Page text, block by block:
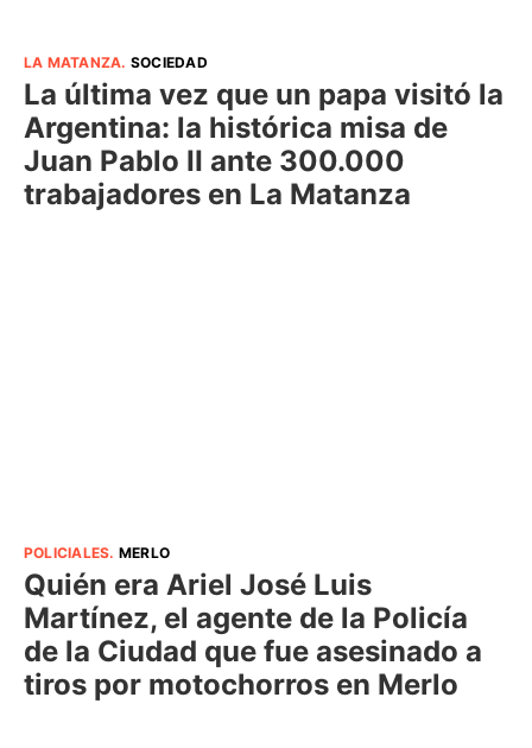
LA MATANZA. SOCIEDAD
La última vez que un papa visitó la
Argentina: la histórica misa de
Juan Pablo II ante 300.000
trabajadores en La Matanza
POLICIALES. MERLO
Quién era Ariel José Luis
Martínez, el agente de la Policía
de la Ciudad que fue asesinado a
tiros por motochorros en Merlo